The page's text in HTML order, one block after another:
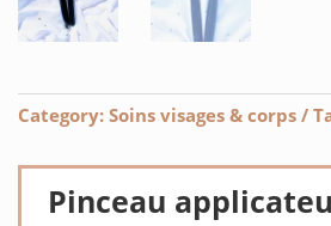
Category: Soins visages & corps
Pinceau